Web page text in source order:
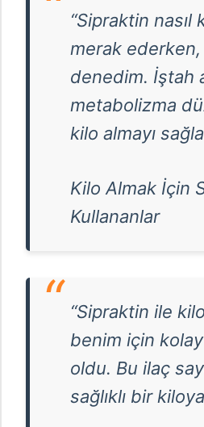
“Sipraktin nasıl
merak
denedim. İştah
metabolizma
kilo almayı
Kilo Almak İçin
Kullananlar
“Sipraktin ile
benim için
oldu. Bu ilaç
sağlıklı bir